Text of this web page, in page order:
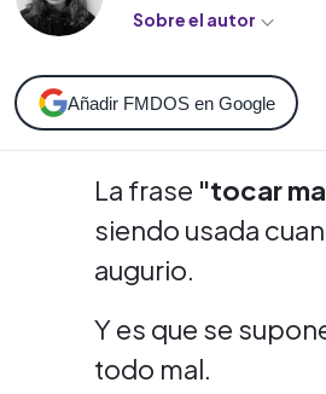
Sobre el autor
Añadir FMDOS en Google
La frase "tocar
siendo usada
augurio.
Y es que se
todo mal.